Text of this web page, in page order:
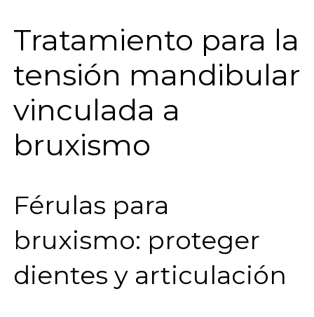
Tratamiento para la
tensión mandibular
vinculada a
bruxismo
Férulas para
bruxismo: proteger
dientes y articulación